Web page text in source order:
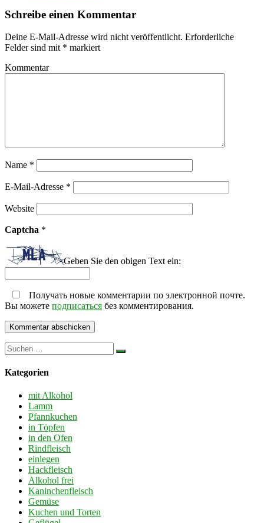
Schreibe einen Kommentar
Deine E-Mail-Adresse wird nicht veröffentlicht. Erforderliche
Felder sind mit * markiert
Kommentar
Name *
E-Mail-Adresse *
Website
Captcha *
Geben Sie den obigen Text ein:
Получать новые комментарии по электронной почте.
Вы можете подписаться без комментирования.
Kategorien
mit Alkohol
Lamm
Pfannkuchen
in Töpfen
in den Ofen
Rindfleisch
einlegen
Hackfleisch
Alkohol frei
Kaninchenfleisch
Gemüse
Kuchen und Torten